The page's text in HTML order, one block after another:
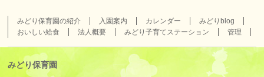
みどり保育園の紹介 入園案内 カレンダー
みどりblog
おいしい給食
法人概要 みどり子育てステーション 管理
みどり保育園